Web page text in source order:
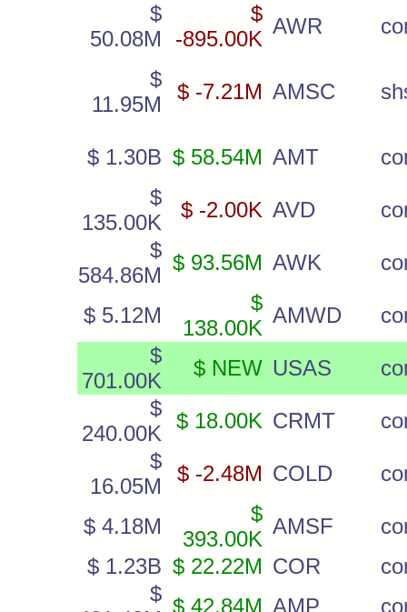
$
50.08M
$
-895.00K
AWR
$
11.95M
$ -7.21M AMSC
$ 1.30B $ 58.54M AMT
$
135.00K
$ -2.00K AVD
$
584.86M
$ 93.56M AWK
$ 5.12M
$
138.00K
AMWD
$
701.00K
$ NEW USAS
$
240.00K
$ 18.00K CRMT
$
16.05M
$ -2.48M COLD
$ 4.18M
$
393.00K
AMSF
$ 1.23B $ 22.22M COR
$
$ 42.84M AMP